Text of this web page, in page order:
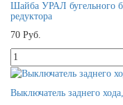
Шайба УРАЛ бугельного
редуктора
70 Руб.
Выключатель заднего